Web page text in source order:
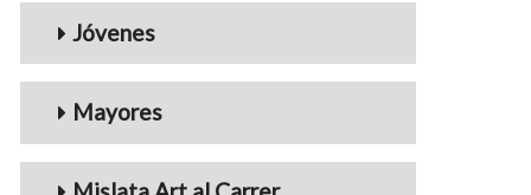
Jóvenes
Mayores